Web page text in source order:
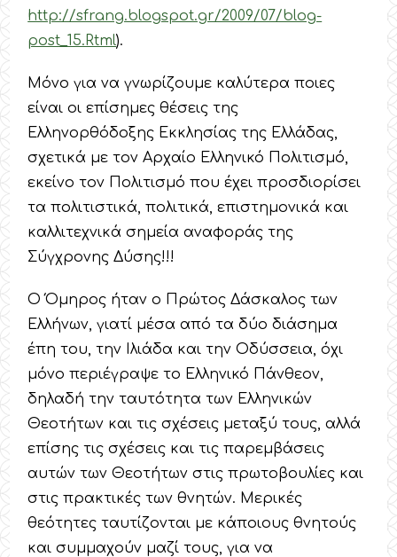
http://sfrang.blogspot.gr/2009/07/blog-
post_15.Rtml).
Μόνο για να γνωρίζουμε καλύτερα ποιες
είναι οι επίσημες θέσεις της
Ελληνορθόδοξης Εκκλησίας της Ελλάδας,
σχετικά με τον Αρχαίο Ελληνικό Πολιτισμό,
εκείνο τον Πολιτισμό που έχει προσδιορίσει
τα πολιτιστικά, πολιτικά, επιστημονικά και
καλλιτεχνικά σημεία αναφοράς της
Σύγχρονης Δύσης!!!
Ο Όμηρος ήταν ο Πρώτος Δάσκαλος των
Ελλήνων, γιατί μέσα από τα δύο διάσημα
έπη του, την Ιλιάδα και την Οδύσσεια, όχι
μόνο περιέγραψε το Ελληνικό Πάνθεον,
δηλαδή την ταυτότητα των Ελληνικών
Θεοτήτων και τις σχέσεις μεταξύ τους, αλλά
επίσης τις σχέσεις και τις παρεμβάσεις
αυτών των Θεοτήτων στις πρωτοβουλίες και
στις πρακτικές των θνητών. Μερικές
θεότητες ταυτίζονται με κάποιους θνητούς
και συμμαχούν μαζί τους, για να